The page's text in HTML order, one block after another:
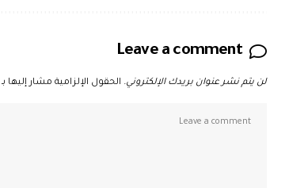
Leave a comment
لن يتم نشر عنوان بريدك الإلكتروني. الحقول الإلزامية مشار إليها بـ